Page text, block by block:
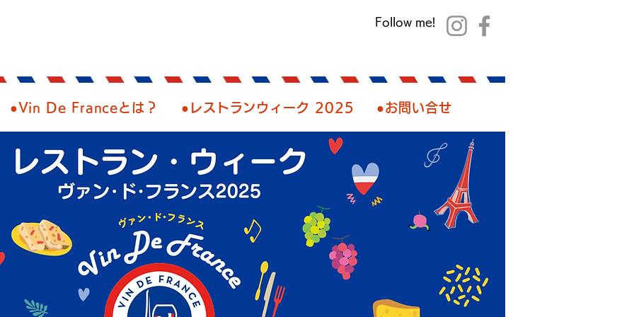
●Vin De Franceとは？ ●レストランウィーク 2025 ●お問い合せ
Follow me!